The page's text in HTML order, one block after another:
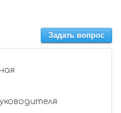
Задать вопрос
83-96 зам.руководителя